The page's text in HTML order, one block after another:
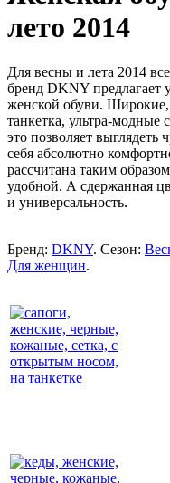
лето 2014
Для весны и лета 2014
бренд DKNY предлагает
женской обуви.
танкетка, ультра-
это позволяет выглядеть
себя абсолютно
рассчитана таким
удобной. А сдержанная
и универсальность.
Бренд: DKNY. Сезон:
Для женщин.